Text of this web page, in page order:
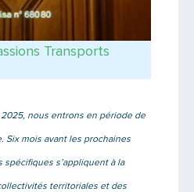
Transports
nous entrons en période de
Six mois avant les prochaines
s’appliquent à la
territoriales et des